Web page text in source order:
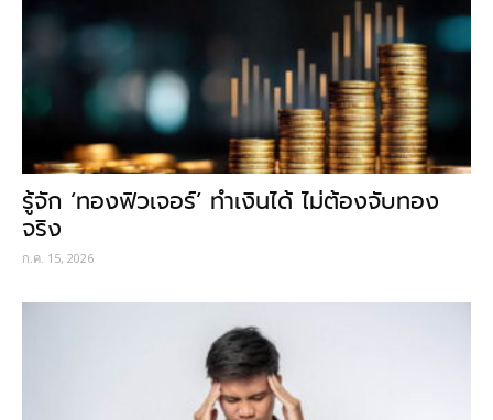
รู้จัก ‘ทองฟิวเจอร์’ ทำเงินได้ ไม่ต้องจับทอง
จริง
ก.ค. 15, 2026